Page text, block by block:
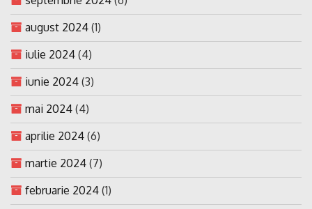
august 2024 (1)
iulie 2024 (4)
iunie 2024 (3)
mai 2024 (4)
aprilie 2024 (6)
martie 2024 (7)
februarie 2024 (1)